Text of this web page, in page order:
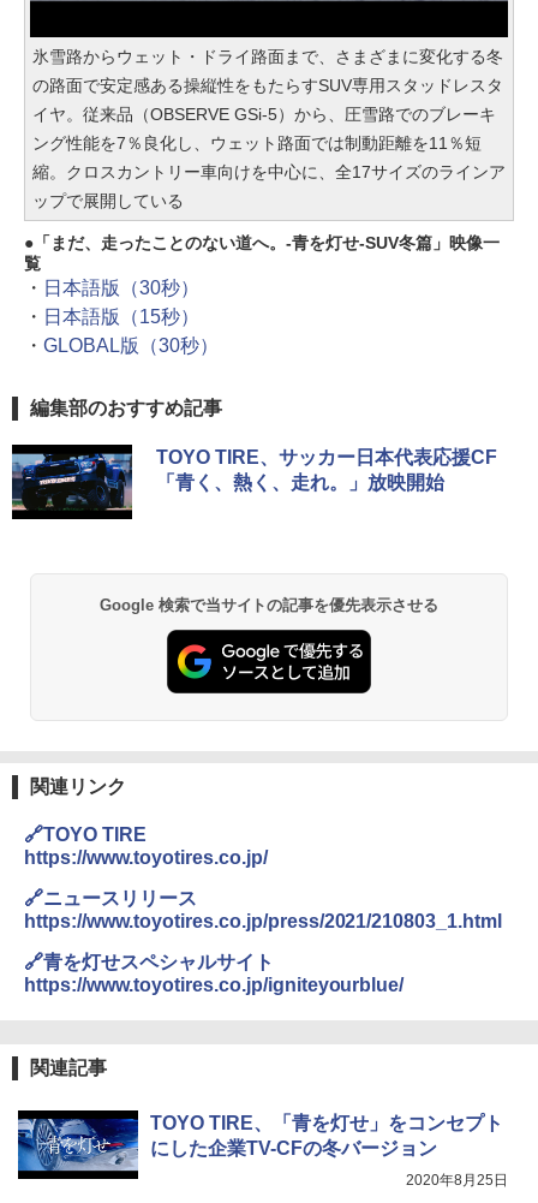
氷雪路からウェット・ドライ路面まで、さまざまに変化する冬
の路面で安定感ある操縦性をもたらすSUV専用スタッドレスタ
イヤ。従来品（OBSERVE GSi-5）から、圧雪路でのブレーキ
ング性能を7％良化し、ウェット路面では制動距離を11％短
縮。クロスカントリー車向けを中心に、全17サイズのラインア
ップで展開している
「まだ、走ったことのない道へ。-青を灯せ-SUV冬篇」映像一
覧
・ 日本語版（30秒）
・ 日本語版（15秒）
・ GLOBAL版（30秒）
編集部のおすすめ記事
TOYO TIRE、サッカー日本代表応援CF
「青く、熱く、走れ。」放映開始
Google 検索で当サイトの記事を優先表示させる
関連リンク
🔗TOYO TIRE
https://www.toyotires.co.jp/
🔗ニュースリリース
https://www.toyotires.co.jp/press/2021/210803_1.html
🔗青を灯せスペシャルサイト
https://www.toyotires.co.jp/igniteyourblue/
関連記事
TOYO TIRE、「青を灯せ」をコンセプト
にした企業TV-CFの冬バージョン
2020年8月25日